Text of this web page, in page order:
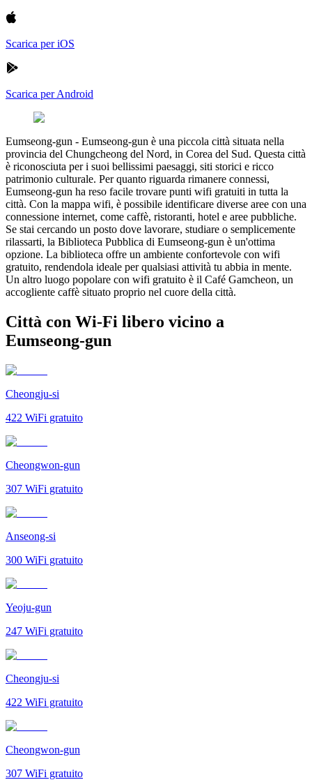
Scarica per iOS
Scarica per Android
Eumseong-gun - Eumseong-gun è una piccola città situata nella
provincia del Chungcheong del Nord, in Corea del Sud. Questa città
è riconosciuta per i suoi bellissimi paesaggi, siti storici e ricco
patrimonio culturale. Per quanto riguarda rimanere connessi,
Eumseong-gun ha reso facile trovare punti wifi gratuiti in tutta la
città. Con la mappa wifi, è possibile identificare diverse aree con una
connessione internet, come caffè, ristoranti, hotel e aree pubbliche.
Se stai cercando un posto dove lavorare, studiare o semplicemente
rilassarti, la Biblioteca Pubblica di Eumseong-gun è un'ottima
opzione. La biblioteca offre un ambiente confortevole con wifi
gratuito, rendendola ideale per qualsiasi attività tu abbia in mente.
Un altro luogo popolare con wifi gratuito è il Café Gamcheon, un
accogliente caffè situato proprio nel cuore della città.
Città con Wi-Fi libero vicino a
Eumseong-gun
Cheongju-si
422 WiFi gratuito
Cheongwon-gun
307 WiFi gratuito
Anseong-si
300 WiFi gratuito
Yeoju-gun
247 WiFi gratuito
Cheongju-si
422 WiFi gratuito
Cheongwon-gun
307 WiFi gratuito